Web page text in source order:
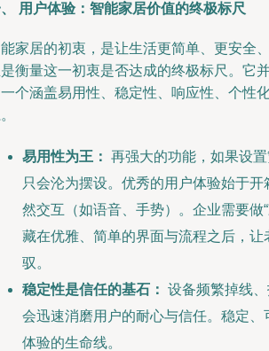
用户体验：智能家居价值的终极标尺
家居的初衷，是让生活更简单、更安全
衡量这一初衷是否达成的终极标尺。它
个涵盖易用性、稳定性、响应性、个性
易用性为王： 再强大的功能，如果设
只会沦为摆设。优秀的用户体验始于
然交互（如语音、手势）。企业需要做
藏在优雅、简单的界面与流程之后，
驭。
稳定性是信任的基石： 设备频繁掉线
会迅速消磨用户的耐心与信任。稳定
体验的生命线。